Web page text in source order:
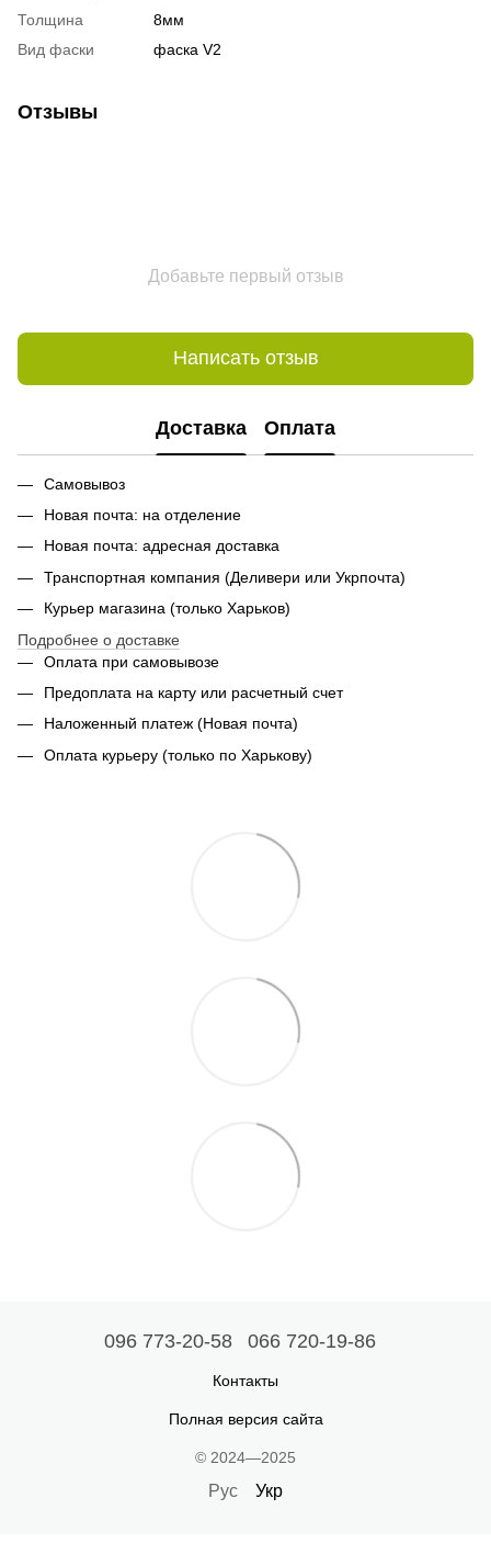
Толщина
8мм
Вид фаски
фаска V2
Отзывы
Добавьте первый отзыв
Написать отзыв
Доставка Оплата
Самовывоз
Новая почта: на отделение
Новая почта: адресная доставка
Транспортная компания (Деливери или Укрпочта)
Курьер магазина (только Харьков)
Подробнее о доставке
Оплата при самовывозе
Предоплата на карту или расчетный счет
Наложенный платеж (Новая почта)
Оплата курьеру (только по Харькову)
096 773-20-58 066 720-19-86
Контакты
Полная версия сайта
© 2024—2025
Рус Укр